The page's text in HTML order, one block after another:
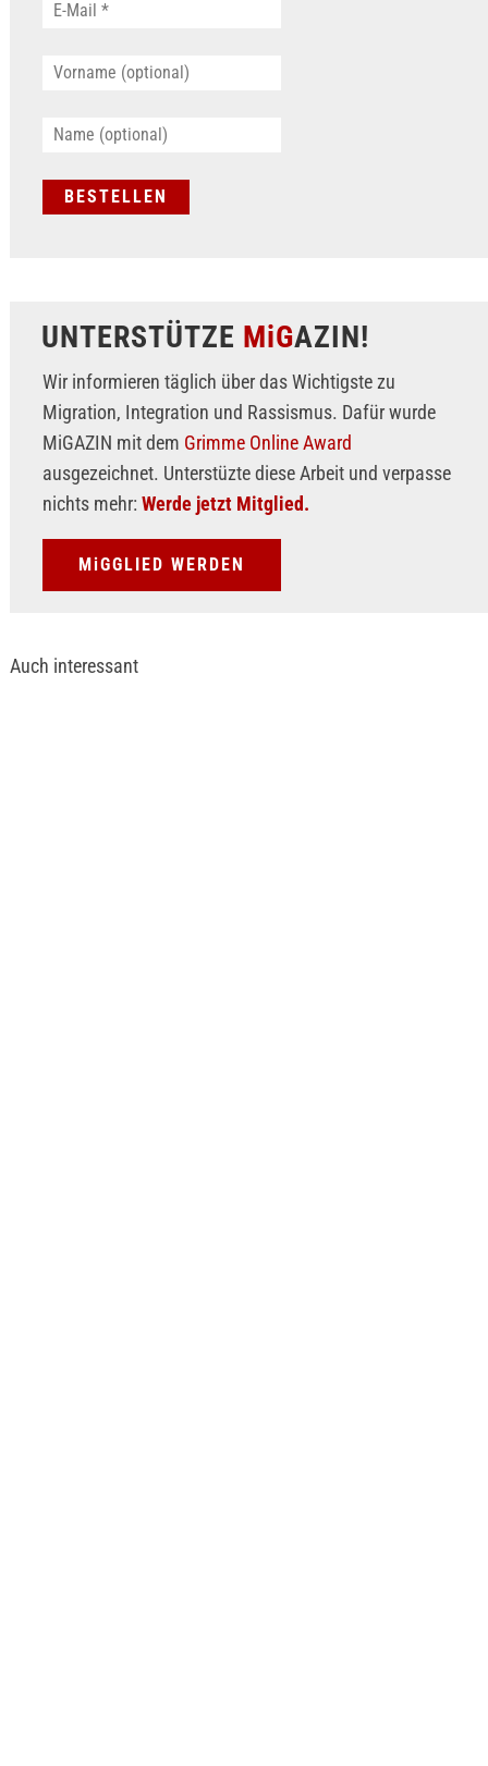
UNTERSTÜTZE MiGAZIN!
Wir informieren täglich über das Wichtigste zu
Migration, Integration und Rassismus. Dafür wurde
MiGAZIN mit dem Grimme Online Award
ausgezeichnet. Unterstüzte diese Arbeit und verpasse
nichts mehr: Werde jetzt Mitglied.
MiGGLIED WERDEN
Auch interessant